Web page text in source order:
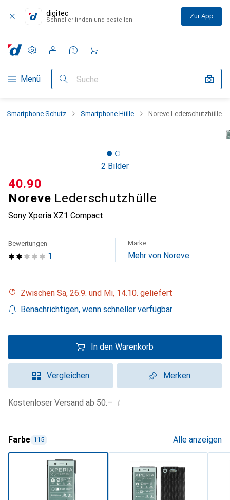
digitec
Schneller finden und bestellen Zur App
Navigation nach Kategorien
Menü Suche
Einstellungen
Kundenkonto
Vergleichslisten
Merklisten
Warenkorb
Smartphone Schutz Smartphone Hülle Noreve Lederschutzhülle
2 Bilder
Noreve Lederschutzhülle
Sony Xperia XZ1 Compact
CHF
40.90
1
Bewertungen Marke
Mehr von Noreve
Zwischen Sa, 26.9. und Mi, 14.10. geliefert
Benachrichtigen, wenn schneller verfügbar
In den Warenkorb
Vergleichen Merken
Kostenloser Versand ab 50.– i
Farbe 115 Alle anzeigen